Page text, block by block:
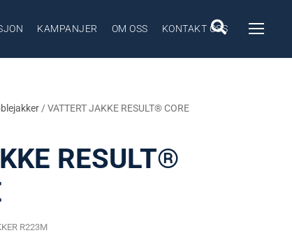
KAMPANJER OM OSS KONTAKT OSS
/ VATTERT JAKKE RESULT® CORE
RESULT®
R223M